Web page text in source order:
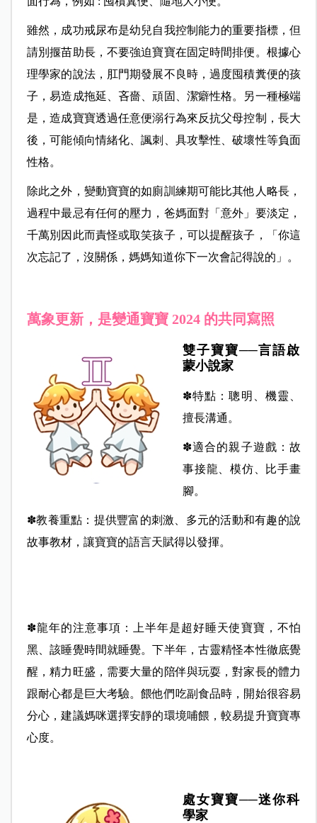
雖然，成功戒尿布是幼兒自我控制能力的重要指標，但
請別揠苗助長，不要強迫寶寶在固定時間排便。根據心
理學家的說法，肛門期發展不良時，過度囤積糞便的孩
子，易造成拖延、吝嗇、頑固、潔癖性格。另一種極端
是，造成寶寶透過任意便溺行為來反抗父母控制，長大
後，可能傾向情緒化、諷刺、具攻擊性、破壞性等負面
性格。
除此之外，變動寶寶的如廁訓練期可能比其他人略長，
過程中最忌有任何的壓力，爸媽面對「意外」要淡定，
千萬別因此而責怪或取笑孩子，可以提醒孩子，「你這
次忘記了，沒關係，媽媽知道你下一次會記得說的」。
萬象更新，是變通寶寶 2024 的共同寫照
雙子寶寶──言語啟
蒙小說家
✽特點：聰明、機靈、
擅長溝通。
✽適合的親子遊戲：故
事接龍、模仿、比手畫
腳。
✽教養重點：提供豐富的刺激、多元的活動和有趣的說
故事教材，讓寶寶的語言天賦得以發揮。
✽龍年的注意事項：上半年是超好睡天使寶寶，不怕
黑、該睡覺時間就睡覺。下半年，古靈精怪本性徹底覺
醒，精力旺盛，需要大量的陪伴與玩耍，對家長的體力
跟耐心都是巨大考驗。餵他們吃副食品時，開始很容易
分心，建議媽咪選擇安靜的環境哺餵，較易提升寶寶專
心度。
處女寶寶──迷你科
學家